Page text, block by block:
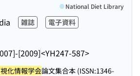
雑誌
電子資料
[2009]<YH247-587>
National Diet Library
化情報学会論文集合本 (ISSN:1346-